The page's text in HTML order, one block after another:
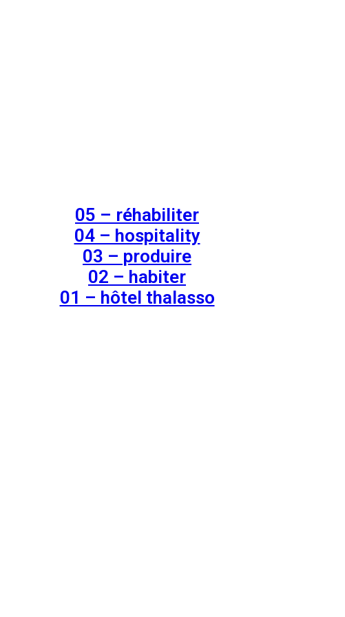
05 – réhabiliter
04 – hospitality
03 – produire
02 – habiter
01 – hôtel thalasso